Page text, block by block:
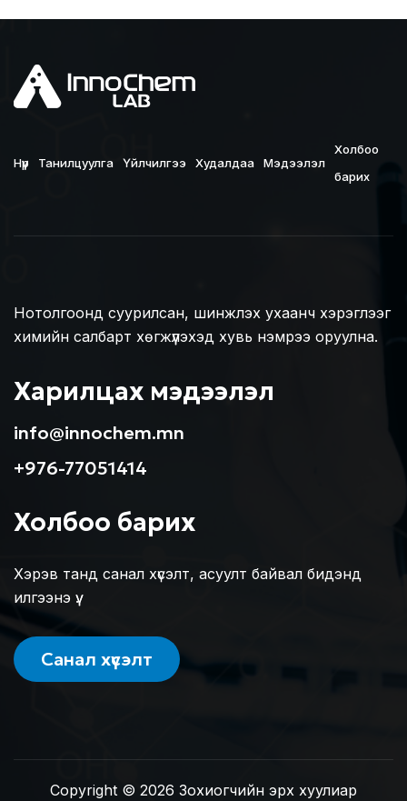
Нүүр Танилцуулга Үйлчилгээ Худалдаа Мэдээлэл
Холбоо
барих
Нотолгоонд суурилсан, шинжлэх ухаанч хэрэглээг
химийн салбарт хөгжүүлэхэд хувь нэмрээ оруулна.
Харилцах мэдээлэл
info@innochem.mn
+976-77051414
Холбоо барих
Хэрэв танд санал хүсэлт, асуулт байвал бидэнд
илгээнэ үү.
Санал хүсэлт
Copyright © 2026 Зохиогчийн эрх хуулиар